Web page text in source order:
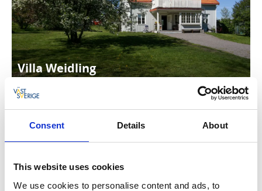
Consent Details About
This website uses cookies
We use cookies to personalise content and ads, to
Villa Weidling
Läs mer